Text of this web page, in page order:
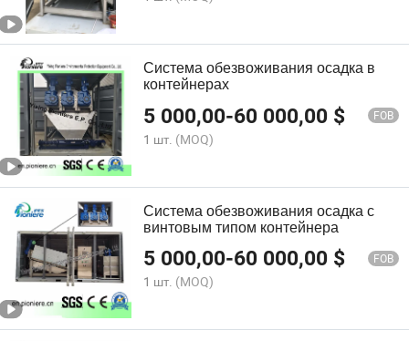
Система обезвоживания осадка в
контейнерах
5 000,00-60 000,00 $ FOB
1 шт. (MOQ)
Система обезвоживания осадка с
винтовым типом контейнера
5 000,00-60 000,00 $ FOB
1 шт. (MOQ)